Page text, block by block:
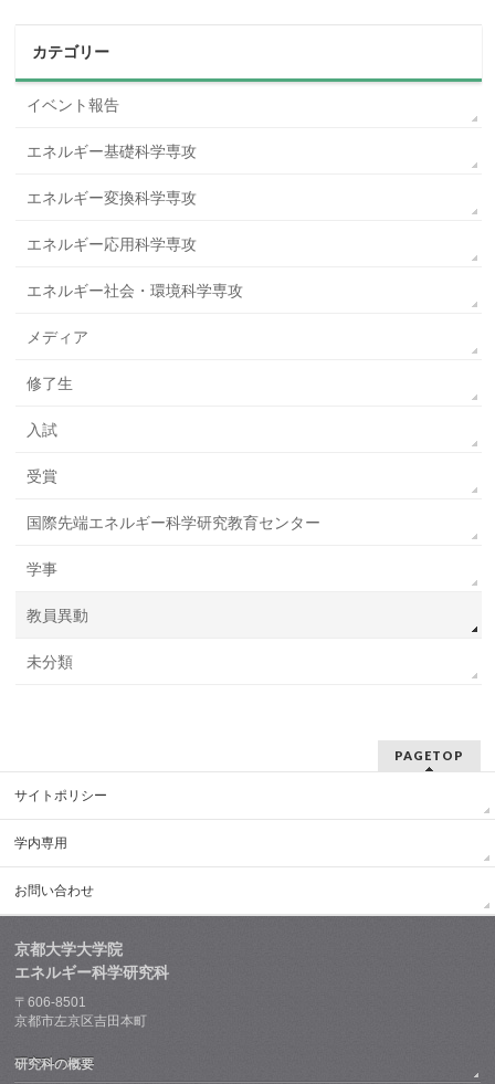
カテゴリー
イベント報告
エネルギー基礎科学専攻
エネルギー変換科学専攻
エネルギー応用科学専攻
エネルギー社会・環境科学専攻
メディア
修了生
入試
受賞
国際先端エネルギー科学研究教育センター
学事
教員異動
未分類
PAGETOP
サイトポリシー
学内専用
お問い合わせ
京都大学大学院
エネルギー科学研究科
〒606-8501
京都市左京区吉田本町
研究科の概要